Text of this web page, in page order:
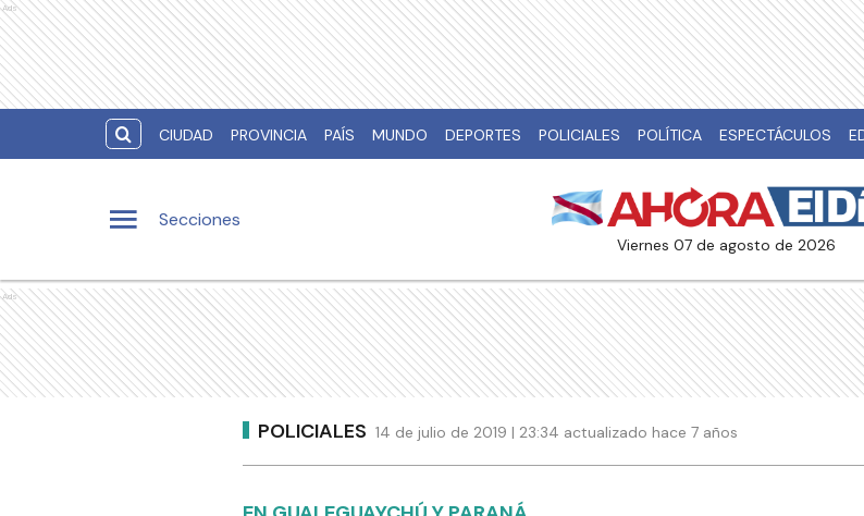
Ads
CIUDAD PROVINCIA PAÍS MUNDO DEPORTES POLICIALES POLÍTICA ESPECTÁCULOS
Secciones
viernes 07 de agosto de 2026
Ads
POLICIALES 14 de julio de 2019 | 23:34 actualizado hace 7 años